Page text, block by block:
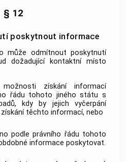
§ 12
poskytnout informace
může odmítnout poskytnutí
dožadující
kontaktní místo
možnosti získání informací
řádu tohoto jiného státu s
kdy by jejich vyčerpání
těchto informací, nebo
podle právního řádu tohoto
informace poskytovat.